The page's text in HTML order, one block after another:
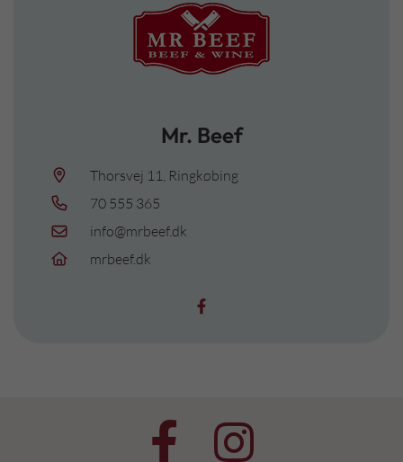
Mr. Beef
Thorsvej 11, Ringkøbing
70 555 365
info@mrbeef.dk
mrbeef.dk